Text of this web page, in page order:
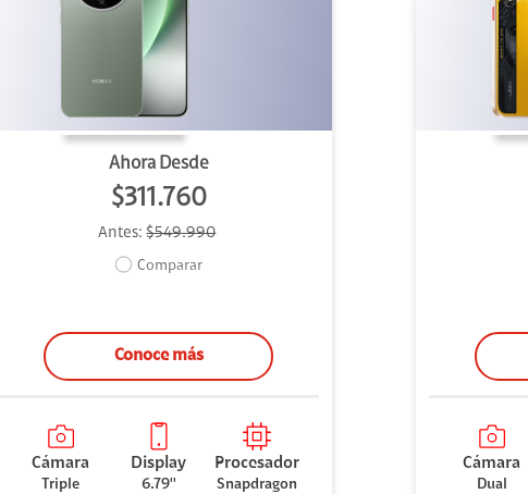
Ahora Desde
$311.760
Antes:$549.990
Comparar
Conoce más
Cámara
Triple
Display
6.79''
Procesador
Snapdragon
Cámara
Dual